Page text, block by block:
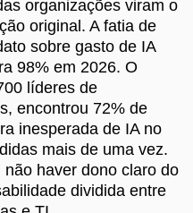
organizações viram o
original. A fatia de
sobre gasto de IA
98% em 2026. O
líderes de
encontrou 72% de
inesperada de IA no
mais de uma vez.
haver dono claro do
dividida entre